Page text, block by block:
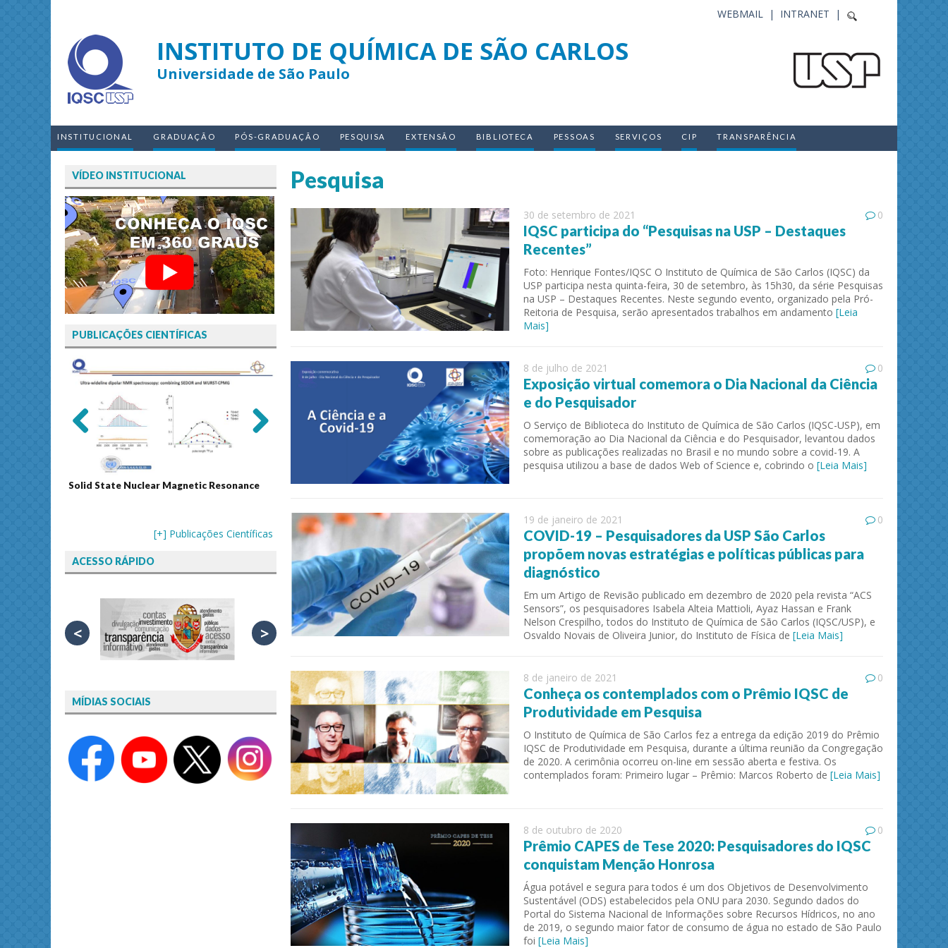
INTRANET |
WEBMAIL |
INSTITUTO DE QUÍMICA DE SÃO CARLOS
Universidade de São Paulo
INSTITUCIONAL GRADUAÇÃO PÓS-GRADUAÇÃO PESQUISA EXTENSÃO BIBLIOTECA PESSOAS SERVIÇOS CIP TRANSPARÊNCIA
Pesquisa
30 de setembro de 2021 0
IQSC participa do “Pesquisas na USP – Destaques
Recentes”
Foto: Henrique Fontes/IQSC O Instituto de Química de São Carlos (IQSC) da
USP participa nesta quinta-feira, 30 de setembro, às 15h30, da série Pesquisas
na USP – Destaques Recentes. Neste segundo evento, organizado pela Pró-
Reitoria de Pesquisa, serão apresentados trabalhos em andamento [Leia
Mais]
8 de julho de 2021 0
Exposição virtual comemora o Dia Nacional da Ciência
e do Pesquisador
O Serviço de Biblioteca do Instituto de Química de São Carlos (IQSC-USP), em
comemoração ao Dia Nacional da Ciência e do Pesquisador, levantou dados
sobre as publicações realizadas no Brasil e no mundo sobre a covid-19. A
pesquisa utilizou a base de dados Web of Science e, cobrindo o [Leia Mais]
19 de janeiro de 2021 0
COVID-19 – Pesquisadores da USP São Carlos
propõem novas estratégias e políticas públicas para
diagnóstico
Em um Artigo de Revisão publicado em dezembro de 2020 pela revista “ACS
Sensors”, os pesquisadores Isabela Alteia Mattioli, Ayaz Hassan e Frank
Nelson Crespilho, todos do Instituto de Química de São Carlos (IQSC/USP), e
Osvaldo Novais de Oliveira Junior, do Instituto de Física de [Leia Mais]
8 de janeiro de 2021 0
Conheça os contemplados com o Prêmio IQSC de
Produtividade em Pesquisa
O Instituto de Química de São Carlos fez a entrega da edição 2019 do Prêmio
IQSC de Produtividade em Pesquisa, durante a última reunião da Congregação
de 2020. A cerimônia ocorreu on-line em sessão aberta e festiva. Os
contemplados foram: Primeiro lugar – Prêmio: Marcos Roberto de [Leia Mais]
8 de outubro de 2020 0
Prêmio CAPES de Tese 2020: Pesquisadores do IQSC
conquistam Menção Honrosa
Água potável e segura para todos é um dos Objetivos de Desenvolvimento
Sustentável (ODS) estabelecidos pela ONU para 2030. Segundo dados do
Portal do Sistema Nacional de Informações sobre Recursos Hídricos, no ano
de 2019, o segundo maior fator de consumo de água no estado de São Paulo
foi [Leia Mais]
VÍDEO INSTITUCIONAL
PUBLICAÇÕES CIENTÍFICAS
Solid State Nuclear Magnetic Resonance Journal of Separation Science
Sustainable Energy Technologies and
[+] Publicações Científicas
ACESSO RÁPIDO
< >
MÍDIAS SOCIAIS